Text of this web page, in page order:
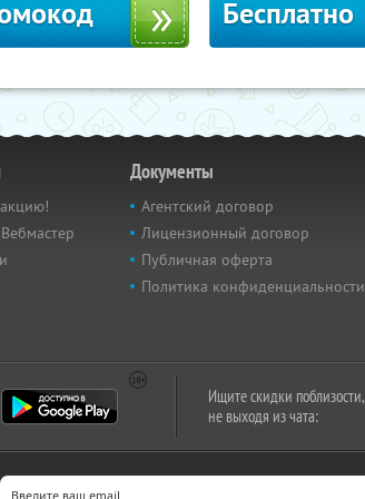
Бесплатно
Документы
Агентский договор
Лицензионный договор
Публичная оферта
Политика конфиденциальности
Ищите скидки поблизости,
не выходя из чата: